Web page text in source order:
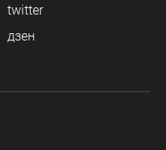
twitter
дзен